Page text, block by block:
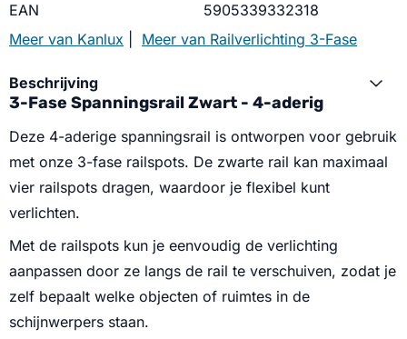
EAN
5905339332318
Meer van Kanlux
Meer van Railverlichting 3-Fase
Beschrijving
3-Fase Spanningsrail Zwart - 4-aderig
Deze 4-aderige spanningsrail is ontworpen voor gebruik
met onze 3-fase railspots. De zwarte rail kan maximaal
vier railspots dragen, waardoor je flexibel kunt
verlichten.
Met de railspots kun je eenvoudig de verlichting
aanpassen door ze langs de rail te verschuiven, zodat je
zelf bepaalt welke objecten of ruimtes in de
schijnwerpers staan.